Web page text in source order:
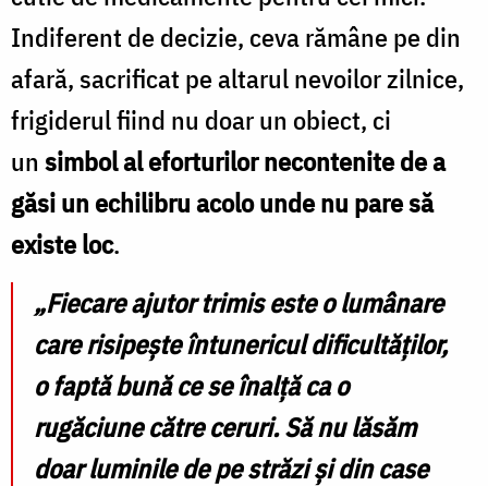
Indiferent de decizie, ceva rămâne pe din
afară, sacrificat pe altarul nevoilor zilnice,
frigiderul fiind nu doar un obiect, ci
un simbol al eforturilor necontenite de a
găsi un echilibru acolo unde nu pare să
existe loc.
„Fiecare ajutor trimis este o lumânare
care risipește întunericul dificultăților,
o faptă bună ce se înalță ca o
rugăciune către ceruri. Să nu lăsăm
doar luminile de pe străzi și din case